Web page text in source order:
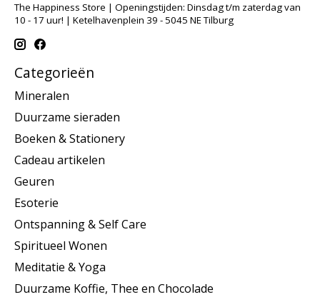
The Happiness Store | Openingstijden: Dinsdag t/m zaterdag van
10 - 17 uur! | Ketelhavenplein 39 - 5045 NE Tilburg
Categorieën
Mineralen
Duurzame sieraden
Boeken & Stationery
Cadeau artikelen
Geuren
Esoterie
Ontspanning & Self Care
Spiritueel Wonen
Meditatie & Yoga
Duurzame Koffie, Thee en Chocolade